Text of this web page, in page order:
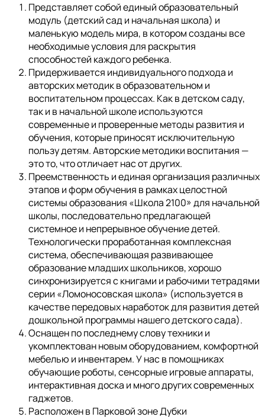
Представляет собой единый образовательный
модуль (детский сад и начальная школа) и
маленькую модель мира, в котором созданы все
необходимые условия для раскрытия
способностей каждого ребенка.
Придерживается индивидуального подхода и
авторских методик в образовательном и
воспитательном процессах. Как в детском саду,
так и в начальной школе используются
современные и проверенные методы развития и
обучения, которые приносят исключительную
пользу детям. Авторские методики воспитания —
это то, что отличает нас от других.
Преемственность и единая организация различных
этапов и форм обучения в рамках целостной
системы образования «Школа 2100» для начальной
школы, последовательно предлагающей
системное и непрерывное обучение детей.
Технологически проработанная комплексная
система, обеспечивающая развивающее
образование младших школьников, хорошо
синхронизируется с книгами и рабочими тетрадями
серии «Ломоносовская школа» (используется в
качестве передовых наработок для развития детей
дошкольной программы нашего детского сада).
Оснащен по последнему слову техники и
укомплектован новым оборудованием, комфортной
мебелью и инвентарем. У нас в помощниках
обучающие роботы, сенсорные игровые аппараты,
интерактивная доска и много других современных
гаджетов.
Расположен в Парковой зоне Дубки